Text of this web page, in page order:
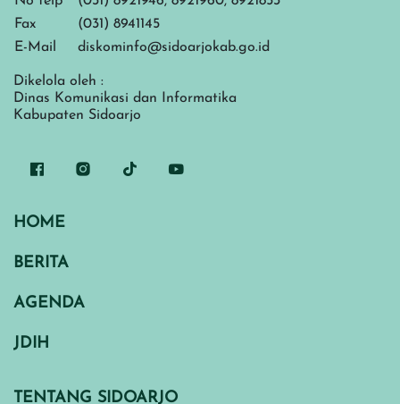
Fax
(031) 8941145
E-Mail
diskominfo@sidoarjokab.go.id
Dikelola oleh :
Dinas Komunikasi dan Informatika
Kabupaten Sidoarjo
HOME
BERITA
AGENDA
JDIH
TENTANG SIDOARJO